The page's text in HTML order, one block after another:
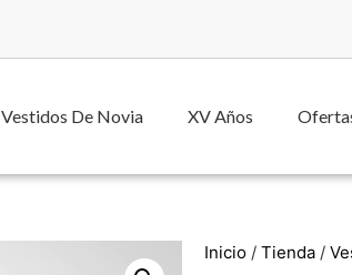
Vestidos De Novia XV Años
Inicio / Tienda /